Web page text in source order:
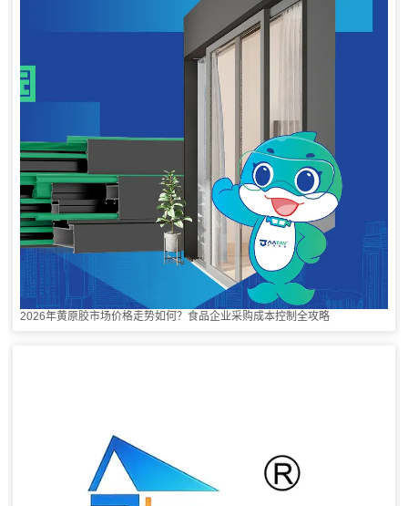
2026年黄原胶市场价格走势如何？食品企业采购成本控制全攻略